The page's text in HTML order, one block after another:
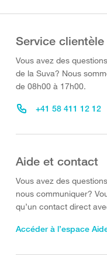
Service clientèle
Vous avez des
de la Suva? Nous
de 08h00 à 17h00.
+41 58 411 12 12
Aide et contact
Vous avez des
nous communiquer?
qu’un contact direct
Accéder à l’espace